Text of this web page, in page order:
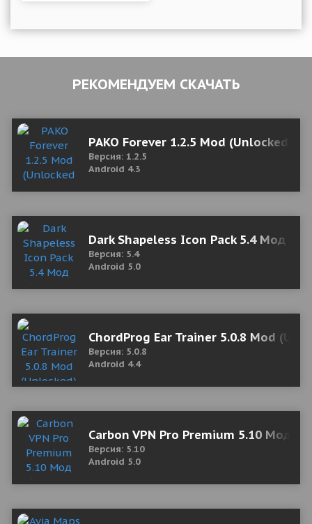
РЕКОМЕНДУЕМ СКАЧАТЬ
PAKO Forever 1.2.5 Mod (Unlocked
Версия: 1.2.5
Android 4.3
Dark Shapeless Icon Pack 5.4 Мод
Версия: 5.4
Android 5.0
ChordProg Ear Trainer 5.0.8 Mod
Версия: 5.0.8
Android 4.4
Carbon VPN Pro Premium 5.10 Мод
Версия: 5.10
Android 5.0